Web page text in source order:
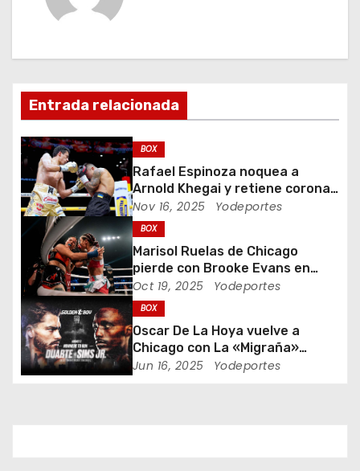
c
ó
n
d
e
e
n
t
r
Entrada relacionada
BOX
Rafael Espinoza noquea a
Arnold Khegai y retiene corona
de peso pluma
Nov 16, 2025 Yodeportes
BOX
Marisol Ruelas de Chicago
pierde con Brooke Evans en
Indiana Bare Knuckle Fighting
Oct 19, 2025 Yodeportes
BOX
Oscar De La Hoya vuelve a
Chicago con La «Migraña»
Duarte y Kenneth “Bossman”
Jun 16, 2025 Yodeportes